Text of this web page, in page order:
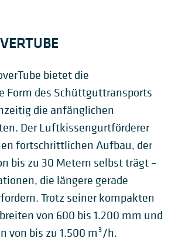
bietet die
Form des Schüttguttransports
die anfänglichen
Der Luftkissengurtförderer
fortschrittlichen Aufbau, der
bis zu 30 Metern selbst trägt –
die längere gerade
Trotz seiner kompakten
von 600 bis 1.200 mm und
von bis zu 1.500 m³/h.